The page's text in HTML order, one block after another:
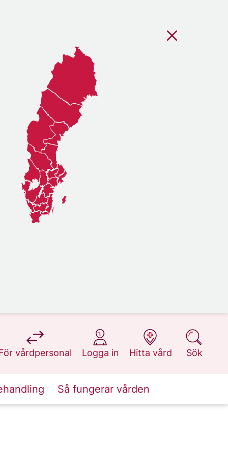
vårdpersonal
på 1177.se
Logga in
på 1177.se
Hitta vård
på 1177.se
Sök
på 1177.se
Så fungerar vården